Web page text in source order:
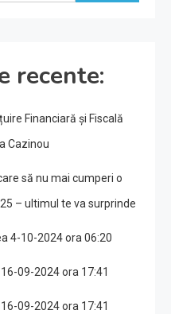
recente:
Financiară și Fiscală
Cazinou
să nu mai cumperi o
– ultimul te va surprinde
4-10-2024 ora 06:20
09-2024 ora 17:41
09-2024 ora 17:41